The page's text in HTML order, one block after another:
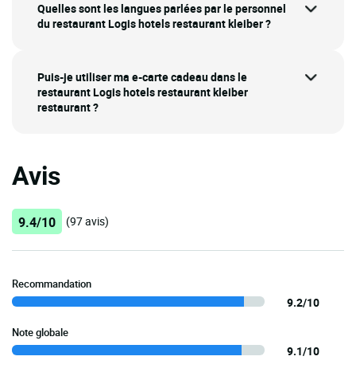
Quelles sont les langues parlées par le personnel
du restaurant Logis hotels restaurant kleiber ?
Puis-je utiliser ma e-carte cadeau dans le
restaurant Logis hotels restaurant kleiber
restaurant ?
Avis
9.4/10 (97 avis)
Recommandation
9.2/10
Note globale
9.1/10